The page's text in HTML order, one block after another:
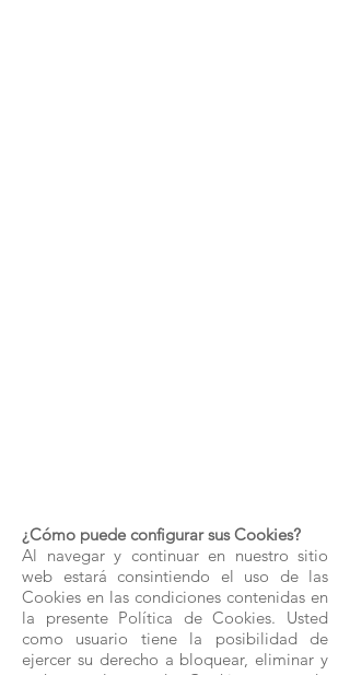
¿Cómo puede configurar sus Cookies?
Al navegar y continuar en nuestro sitio
web estará consintiendo el uso de las
Cookies en las condiciones contenidas en
la presente Política de Cookies. Usted
como usuario tiene la posibilidad de
ejercer su derecho a bloquear, eliminar y